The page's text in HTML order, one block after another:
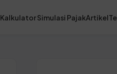
Kalkulator Simulasi PajakArtikel